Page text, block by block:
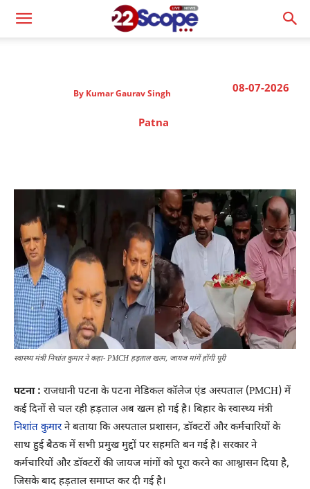
08-07-2026
By Kumar Gaurav Singh
Patna
स्वास्थ्य मंत्री निशांत कुमार ने कहा- PMCH हड़ताल खत्म, जायज मांगें होंगी पूरी
पटना : राजधानी पटना के पटना मेडिकल कॉलेज एंड अस्पताल (PMCH) में
कई दिनों से चल रही हड़ताल अब खत्म हो गई है। बिहार के स्वास्थ्य मंत्री
निशांत कुमारने बताया कि अस्पताल प्रशासन, डॉक्टरों और कर्मचारियों के
साथ हुई बैठक में सभी प्रमुख मुद्दों पर सहमति बन गई है। सरकार ने
कर्मचारियों और डॉक्टरों की जायज मांगों को पूरा करने का आश्वासन दिया है,
जिसके बाद हड़ताल समाप्त कर दी गई है।